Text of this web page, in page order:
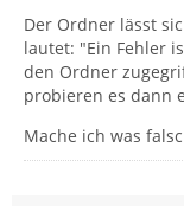
Der Ordner lässt
lautet: "Ein Fehler
den Ordner
probieren es dann
Mache ich was